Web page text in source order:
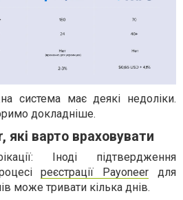
система має деякі недоліки.
докладніше.
які варто враховувати
Іноді підтвердження
реєстрації Payoneer для
може тривати кілька днів.